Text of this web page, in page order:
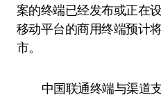
案的终端已经发布或正在
移动平台的商用终端预计
市。
中国联通终端与渠道